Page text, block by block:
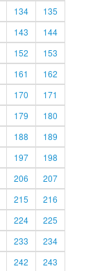
134
135
143
144
152
153
161
162
170
171
179
180
188
189
197
198
206
207
215
216
224
225
233
234
242 243